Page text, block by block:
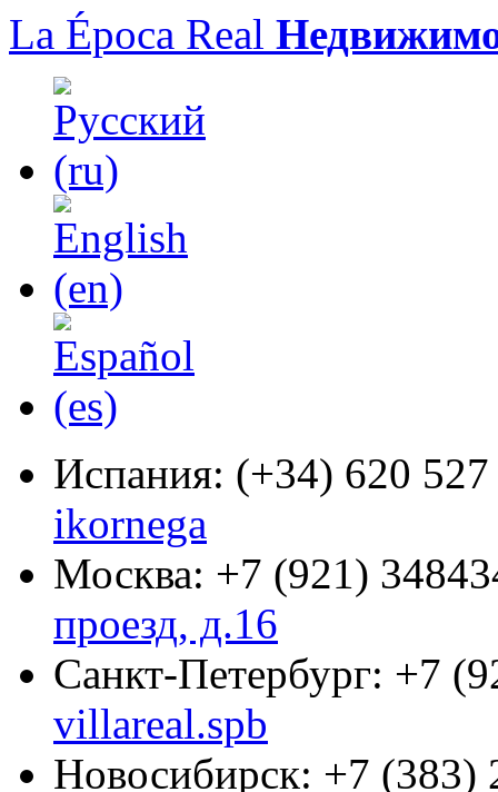
La Época Real
Испания: (+34) 620
ikornega
Москва: +7 (921)
проезд, д.16
Санкт-Петербург: +7
villareal.spb
Новосибирск: +7 (383)